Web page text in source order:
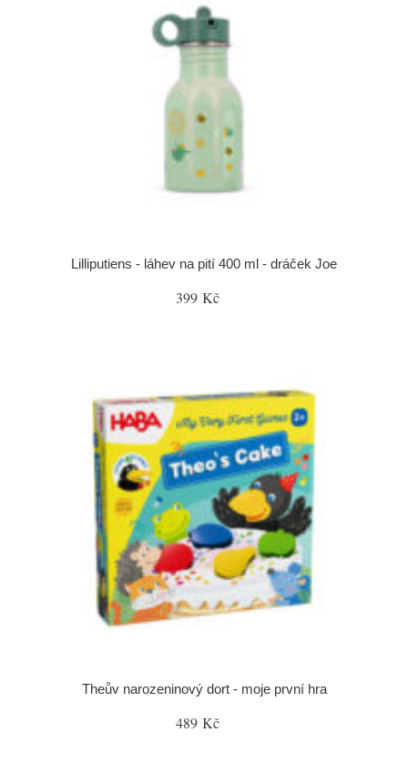
Lilliputiens - láhev na pití 400 ml - dráček Joe
399 Kč
Theův narozeninový dort - moje první hra
489 Kč